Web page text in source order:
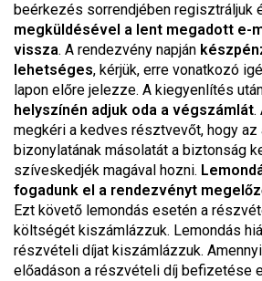
beérkezés sorrendjében regisztráljuk
megküldésével a lent megadott e-
vissza. A rendezvény napján
lehetséges, kérjük, erre vonatkozó
lapon előre jelezze. A kiegyenlítés
helyszínén adjuk oda a végszámlát.
megkéri a kedves résztvevőt, hogy az
bizonylatának másolatát a biztonság
szíveskedjék magával hozni.
fogadunk el a rendezvényt
Ezt követő lemondás esetén a
költségét kiszámlázzuk. Lemondás
részvételi díjat kiszámlázzuk.
előadáson a részvételi díj befizetése